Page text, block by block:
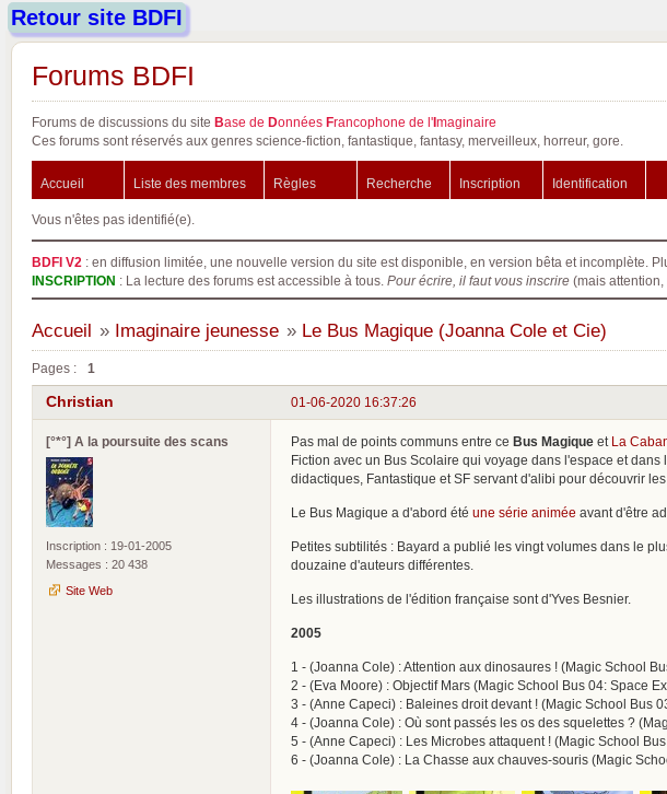
Retour site BDFI
Forums BDFI
Forums de discussions du site Base de Données Francophone de l'Imaginaire
Ces forums sont réservés aux genres science-fiction, fantastique, fantasy, merveilleux, horreur, gore.
Accueil Liste des membres Règles Recherche Inscription Identification
Vous n'êtes pas identifié(e).
BDFI V2 : en diffusion limitée, une nouvelle version du site est disponible, en version bêta et incomplète.
INSCRIPTION : La lecture des forums est accessible à tous. Pour écrire, il faut vous inscrire (mais
Accueil » Imaginaire jeunesse » Le Bus Magique (Joanna Cole et Cie)
Pages : 1
01-06-2020 16:37:26
Christian
[°*°] A la poursuite des scans
Inscription : 19-01-2005
Messages : 20 438
Site Web
Pas mal de points communs entre ce Bus Magique et La
Fiction avec un Bus Scolaire qui voyage dans l'espace et
didactiques, Fantastique et SF servant d'alibi pour découvrir les
Le Bus Magique a d'abord été une série animée avant d'être
Petites subtilités : Bayard a publié les vingt volumes dans le
douzaine d'auteurs différentes.
Les illustrations de l'édition française sont d'Yves Besnier.
2005
1 - (Joanna Cole) : Attention aux dinosaures ! (Magic School
2 - (Eva Moore) : Objectif Mars (Magic School Bus 04: Space
3 - (Anne Capeci) : Baleines droit devant ! (Magic School Bus
4 - (Joanna Cole) : Où sont passés les os des squelettes ?
5 - (Anne Capeci) : Les Microbes attaquent ! (Magic School
6 - (Joanna Cole) : La Chasse aux chauves-souris (Magic